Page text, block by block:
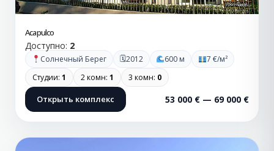
Acapulco
Доступно: 2
Солнечный Берег 🗓2012 600 м
7 €/м²
Студии: 1 2 комн: 1 3 комн: 0
Открыть комплекс 53 000 € — 69 000 €